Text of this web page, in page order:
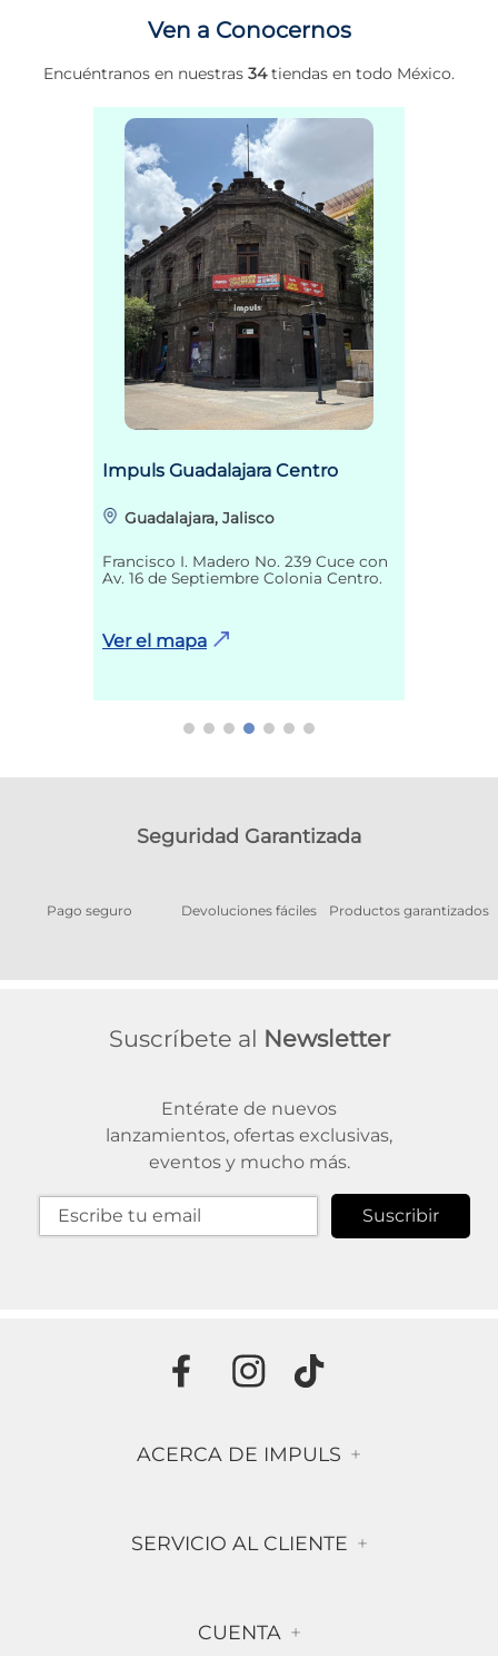
Ven a Conocernos
Encuéntranos en nuestras 34tiendas en todo México.
Impuls Guadalajara Centro
Guadalajara, Jalisco
Francisco I. Madero No. 239 Cuce con
Av. 16 de Septiembre Colonia Centro.
Ver el mapa
Seguridad Garantizada
Pago seguro Devoluciones fáciles Productos garantizados
Suscríbete al Newsletter
Entérate de nuevos
lanzamientos, ofertas exclusivas,
eventos y mucho más.
Suscribir
ACERCA DE IMPULS +
Contáctanos
SERVICIO AL CLIENTE +
CUENTA +